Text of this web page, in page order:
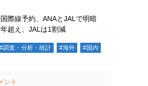
際線予約、ANAとJALで明暗
超え、JALは1割減
#調査・分析・統計 #海外
#国内
ント